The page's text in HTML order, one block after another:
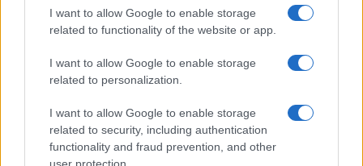
I want to allow Google to enable storage
related to functionality of the website or app.
I want to allow Google to enable storage
related to personalization.
I want to allow Google to enable storage
related to security, including authentication
functionality and fraud prevention, and other
képét festette, a pannonhalmi bencés apátság a Márton
nevét viselő hegyen, az ő tiszteletére épült.